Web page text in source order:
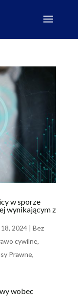
w sporze
wynikającym z
18, 2024| Bez
cywilne,
Prawne,
wobec